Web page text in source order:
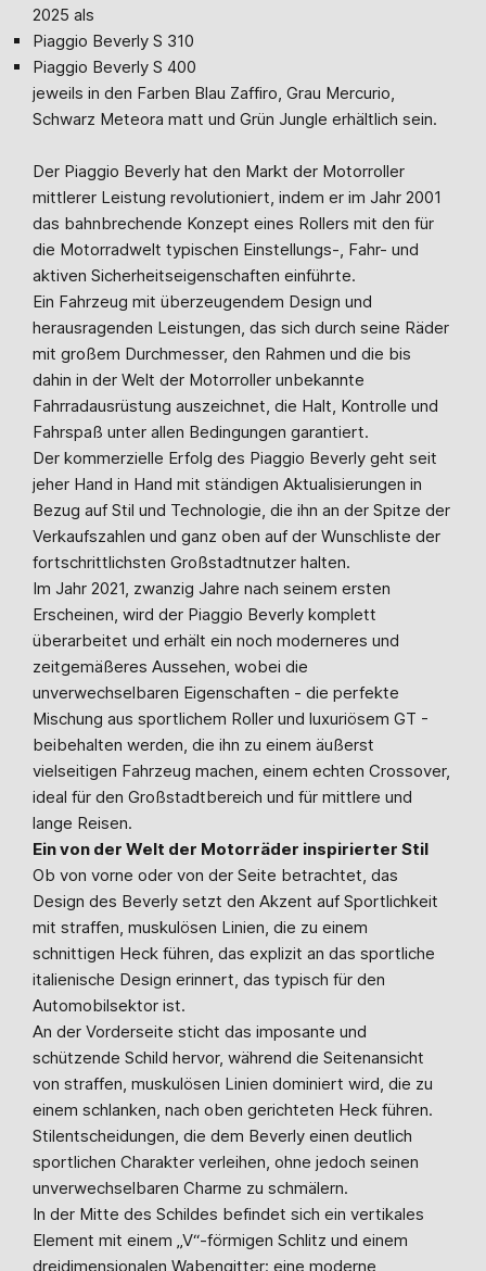
2025 als
Piaggio Beverly S 310
Piaggio Beverly S 400
jeweils in den Farben Blau Zaffiro, Grau Mercurio,
Schwarz Meteora matt und Grün Jungle erhältlich sein.
Der Piaggio Beverly hat den Markt der Motorroller
mittlerer Leistung revolutioniert, indem er im Jahr 2001
das bahnbrechende Konzept eines Rollers mit den für
die Motorradwelt typischen Einstellungs-, Fahr- und
aktiven Sicherheitseigenschaften einführte.
Ein Fahrzeug mit überzeugendem Design und
herausragenden Leistungen, das sich durch seine Räder
mit großem Durchmesser, den Rahmen und die bis
dahin in der Welt der Motorroller unbekannte
Fahrradausrüstung auszeichnet, die Halt, Kontrolle und
Fahrspaß unter allen Bedingungen garantiert.
Der kommerzielle Erfolg des Piaggio Beverly geht seit
jeher Hand in Hand mit ständigen Aktualisierungen in
Bezug auf Stil und Technologie, die ihn an der Spitze der
Verkaufszahlen und ganz oben auf der Wunschliste der
fortschrittlichsten Großstadtnutzer halten.
Im Jahr 2021, zwanzig Jahre nach seinem ersten
Erscheinen, wird der Piaggio Beverly komplett
überarbeitet und erhält ein noch moderneres und
zeitgemäßeres Aussehen, wobei die
unverwechselbaren Eigenschaften - die perfekte
Mischung aus sportlichem Roller und luxuriösem GT -
beibehalten werden, die ihn zu einem äußerst
vielseitigen Fahrzeug machen, einem echten Crossover,
ideal für den Großstadtbereich und für mittlere und
lange Reisen.
Ein von der Welt der Motorräder inspirierter Stil
Ob von vorne oder von der Seite betrachtet, das
Design des Beverly setzt den Akzent auf Sportlichkeit
mit straffen, muskulösen Linien, die zu einem
schnittigen Heck führen, das explizit an das sportliche
italienische Design erinnert, das typisch für den
Automobilsektor ist.
An der Vorderseite sticht das imposante und
schützende Schild hervor, während die Seitenansicht
von straffen, muskulösen Linien dominiert wird, die zu
einem schlanken, nach oben gerichteten Heck führen.
Stilentscheidungen, die dem Beverly einen deutlich
sportlichen Charakter verleihen, ohne jedoch seinen
unverwechselbaren Charme zu schmälern.
In der Mitte des Schildes befindet sich ein vertikales
Element mit einem „V“-förmigen Schlitz und einem
dreidimensionalen Wabengitter: eine moderne